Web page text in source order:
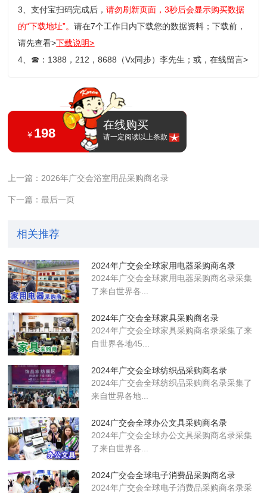
3、支付宝扫码完成后，请勿刷新页面，3秒后会显示购买数据
的“下载地址”。请在7个工作日内下载您的数据资料；下载前，
请先查看>下载说明>
4、 ☎ ：1388，212，8688（Vx同步）李先生；或，在线留言>
￥ 198
在线购买
请一定阅读以上条款
上一篇：2026年广交会浴室用品采购商名录
下一篇：最后一页
相关推荐
2024年广交会全球家用电器采购商名录
2024年广交会全球家用电器采购商名录采集
了来自世界各...
2024年广交会全球家具采购商名录
2024年广交会全球家具采购商名录采集了来
自世界各地45...
2024年广交会全球纺织品采购商名录
2024年广交会全球纺织品采购商名录采集了
来自世界各地...
2024广交会全球办公文具采购商名录
2024年广交会全球办公文具采购商名录采集
了来自世界各...
2024广交会全球电子消费品采购商名录
2024年广交会全球电子消费品采购商名录采